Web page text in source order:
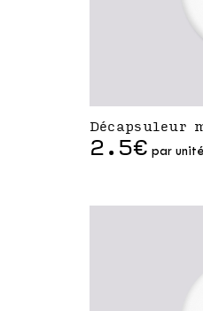
Décapsuleur
2.5€ par